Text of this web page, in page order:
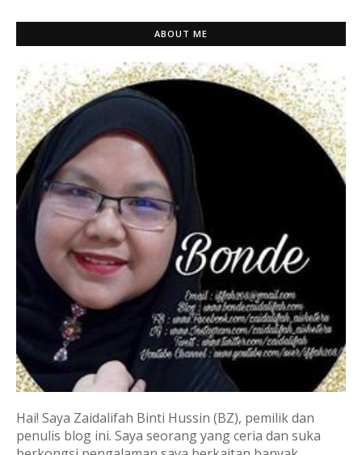
ABOUT ME
Hai! Saya Zaidalifah Binti Hussin (BZ), pemilik dan
penulis blog ini. Saya seorang yang ceria dan suka